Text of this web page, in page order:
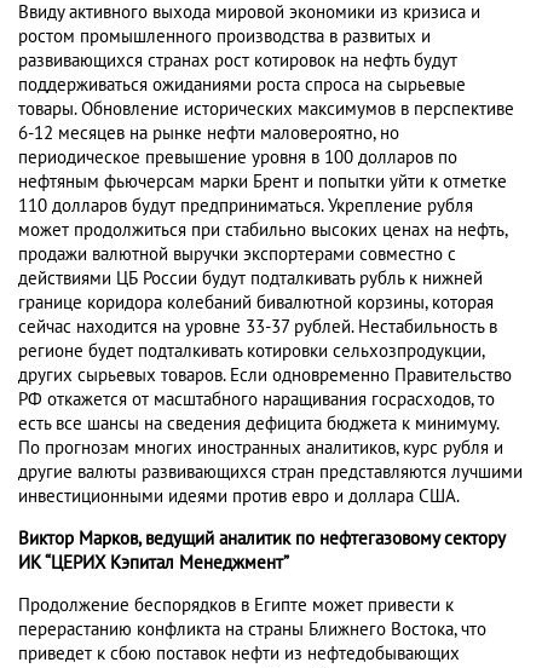
Ввиду активного выхода мировой экономики из кризиса и
ростом промышленного производства в развитых и
развивающихся странах рост котировок на нефть будут
поддерживаться ожиданиями роста спроса на сырьевые
товары. Обновление исторических максимумов в перспективе
6-12 месяцев на рынке нефти маловероятно, но
периодическое превышение уровня в 100 долларов по
нефтяным фьючерсам марки Брент и попытки уйти к отметке
110 долларов будут предприниматься. Укрепление рубля
может продолжиться при стабильно высоких ценах на нефть,
продажи валютной выручки экспортерами совместно с
действиями ЦБ России будут подталкивать рубль к нижней
границе коридора колебаний бивалютной корзины, которая
сейчас находится на уровне 33-37 рублей. Нестабильность в
регионе будет подталкивать котировки сельхозпродукции,
других сырьевых товаров. Если одновременно Правительство
РФ откажется от масштабного наращивания госрасходов, то
есть все шансы на сведения дефицита бюджета к минимуму.
По прогнозам многих иностранных аналитиков, курс рубля и
другие валюты развивающихся стран представляются лучшими
инвестиционными идеями против евро и доллара США.
Виктор Марков, ведущий аналитик по нефтегазовому сектору
ИК “ЦЕРИХ Кэпитал Менеджмент”
Продолжение беспорядков в Египте может привести к
перерастанию конфликта на страны Ближнего Востока, что
приведет к сбою поставок нефти из нефтедобывающих